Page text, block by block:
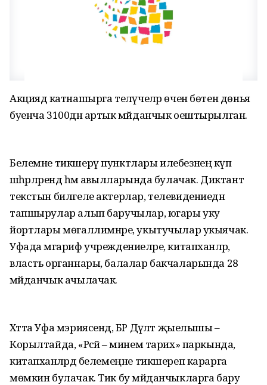
Акциядә катнашырга теләүчеләр өчен бөтен дөнья
буенча 3100дән артык мәйданчык оештырылган.
Белемне тикшерү пунктлары илебезнең күп
шәһәрләрендә һәм авылларында булачак. Диктант
текстын билгеле актерлар, телевидениедән
тапшырулар алып баручылар, югары уку
йортлары мөгаллимнәре, укытучылар укыячак.
Уфада мәгариф учреждениеләре, китапханәләр,
власть органнары, балалар бакчаларында 28
мәйданчык ачылачак.
Хәтта Уфа мэриясендә, БР Дәүләт җыелышы –
Корылтайда, «Рәсәй – минем тарих» паркында,
китапханәләрдә белемеңне тикшереп карарга
мөмкин булачак. Тик бу мәйданчыкларга бару